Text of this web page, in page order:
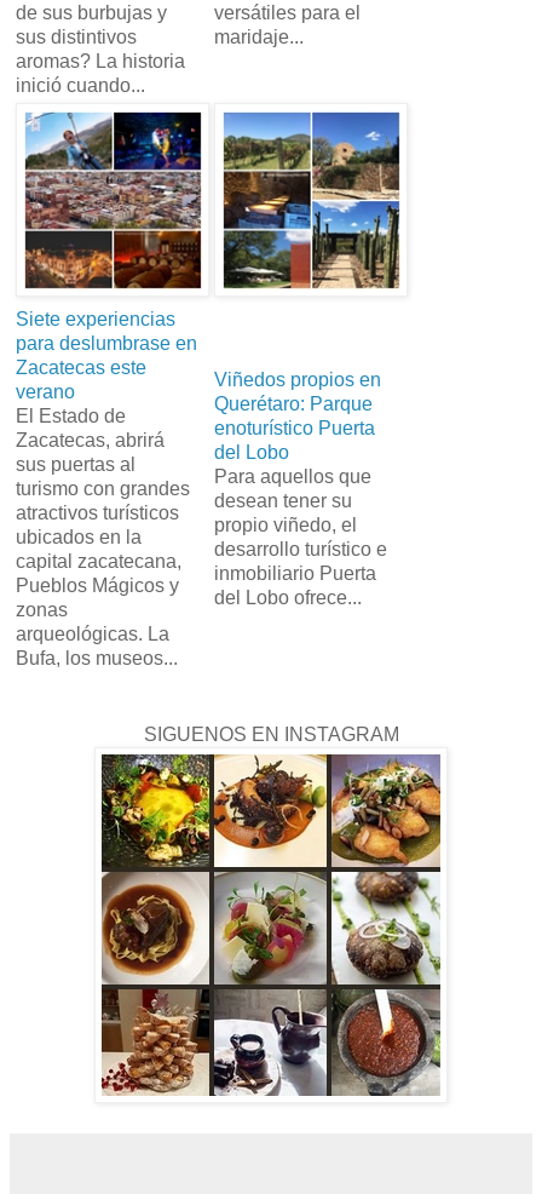
de sus burbujas y
sus distintivos
aromas? La historia
inició cuando...
versátiles para el
maridaje...
Siete experiencias
para deslumbrase en
Zacatecas este
verano
El Estado de
Zacatecas, abrirá
sus puertas al
turismo con grandes
atractivos turísticos
ubicados en la
capital zacatecana,
Pueblos Mágicos y
zonas
arqueológicas. La
Bufa, los museos...
Viñedos propios en
Querétaro: Parque
enoturístico Puerta
del Lobo
Para aquellos que
desean tener su
propio viñedo, el
desarrollo turístico e
inmobiliario Puerta
del Lobo ofrece...
SIGUENOS EN INSTAGRAM